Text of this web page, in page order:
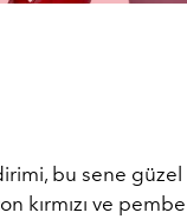
bu sene
kırmızı ve